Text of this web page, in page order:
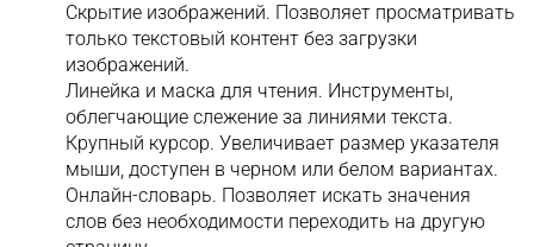
Скрытие изображений. Позволяет просматривать
только текстовый контент без загрузки
изображений.
Линейка и маска для чтения. Инструменты,
облегчающие слежение за линиями текста.
Крупный курсор. Увеличивает размер указателя
мыши, доступен в черном или белом вариантах.
Онлайн-словарь. Позволяет искать значения
слов без необходимости переходить на другую